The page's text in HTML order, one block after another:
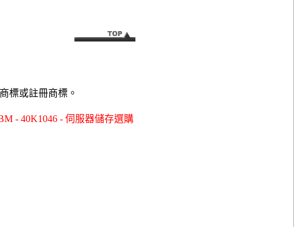
標或註冊商標。
- 40K1046 - 伺服器儲存選購